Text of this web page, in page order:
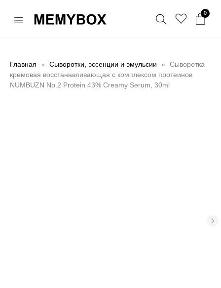
Главная Сыворотки, эссенции и эмульсии
Сыворотка
кремовая восстанавливающая с комплексом протеинов
NUMBUZN No.2 Protein 43% Creamy Serum, 30ml